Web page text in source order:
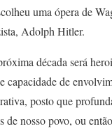
uma ópera de
Adolph Hitler.
década será
capacidade de
posto que
de nosso povo, ou